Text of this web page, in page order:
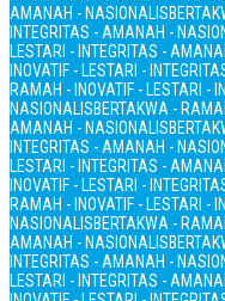
AMANAH - NASIONALIS
INTEGRITAS - AMANAH -
LESTARI - INTEGRITAS -
INOVATIF - LESTARI -
RAMAH - INOVATIF - LESTARI -
NASIONALISBERTAKWA -
AMANAH - NASIONALIS
INTEGRITAS - AMANAH -
LESTARI - INTEGRITAS -
INOVATIF - LESTARI -
RAMAH - INOVATIF - LESTARI -
NASIONALISBERTAKWA -
AMANAH - NASIONALIS
INTEGRITAS - AMANAH -
LESTARI - INTEGRITAS -